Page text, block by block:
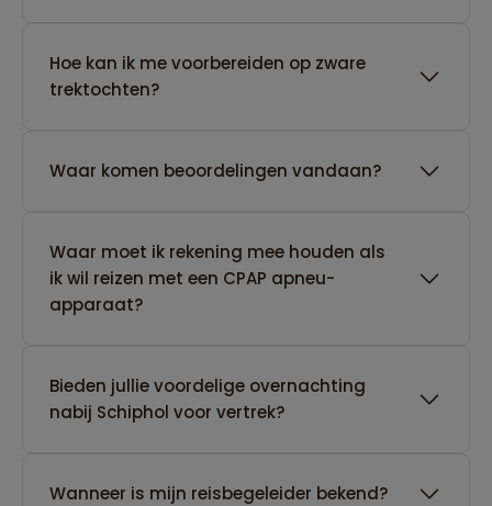
Hoe kan ik me voorbereiden op zware
trektochten?
Waar komen beoordelingen vandaan?
Waar moet ik rekening mee houden als
ik wil reizen met een CPAP apneu-
apparaat?
Bieden jullie voordelige overnachting
nabij Schiphol voor vertrek?
Wanneer is mijn reisbegeleider bekend?